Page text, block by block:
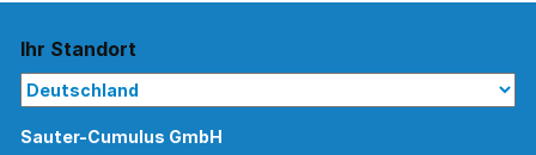
Ihr Standort
Sauter-Cumulus GmbH